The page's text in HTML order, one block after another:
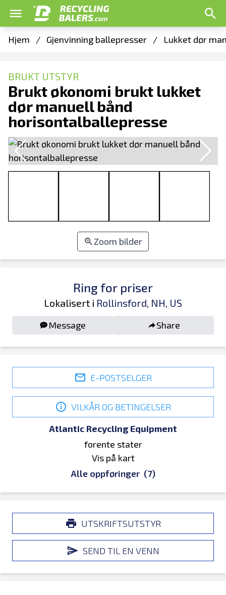
Hjem / Gjenvinning ballepresser / Lukket dør
BRUKT UTSTYR
Brukt økonomi brukt lukket
dør manuell bånd
horisontalballepresse
Zoom bilder
Ring for priser
Lokalisert i Rollinsford, NH, US
Message Share
E-POSTSELGER
VILKÅR OG BETINGELSER
Atlantic Recycling Equipment
forente stater
Vis på kart
Alle oppføringer (7)
UTSKRIFTSUTSTYR
SEND TIL EN VENN